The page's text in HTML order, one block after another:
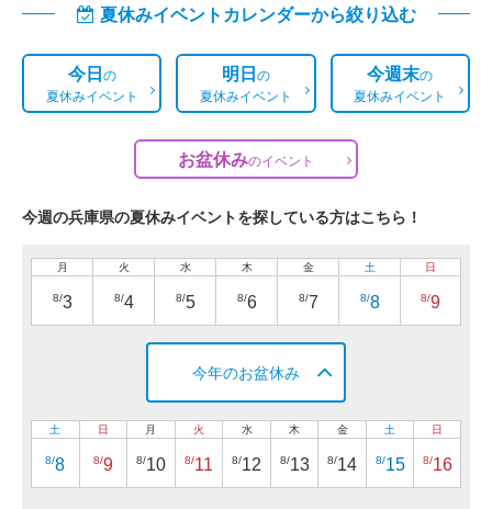
夏休みイベントカレンダーから絞り込む
今日の
夏休みイベント
明日の
夏休みイベント
今週末の
夏休みイベント
お盆休みのイベント
今週の兵庫県の夏休みイベントを探している方はこちら！
月
8/3
火
8/4
水
8/5
木
8/6
金
8/7
土
8/8
日
8/9
今年のお盆休み
土
8/8
日
8/9
月
8/10
火
8/11
水
8/12
木
8/13
金
8/14
土
8/15
日
8/16